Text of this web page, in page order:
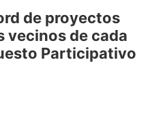
de proyectos
vecinos de cada
Participativo